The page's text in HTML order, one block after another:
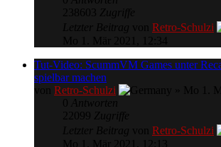
Retro-Schulzi
Tut-Video: ScummVM Games unter
spielbar machen
Retro-Schulzi
Retro-Schulzi